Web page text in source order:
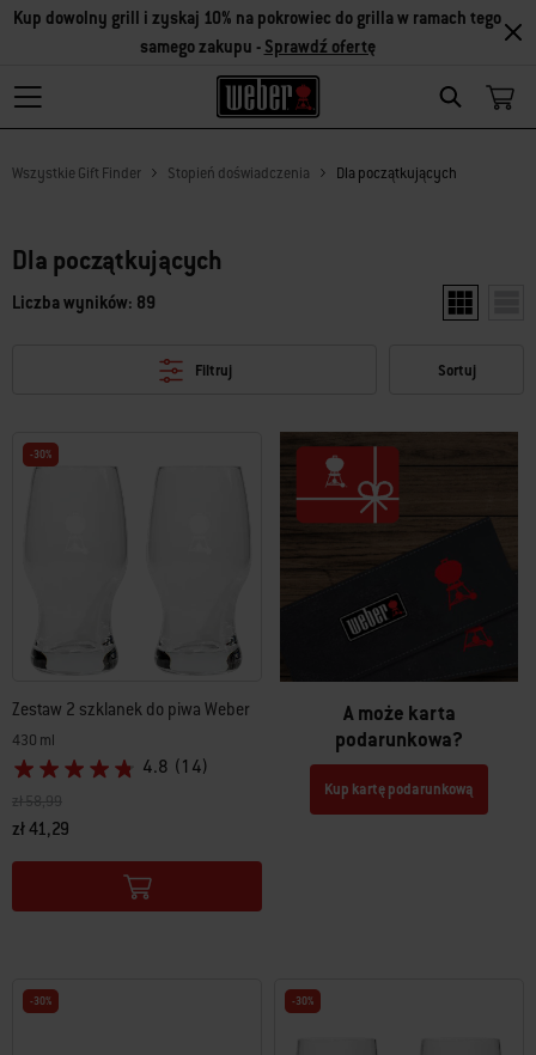
Search
Kup dowolny grill i zyskaj 10% na pokrowiec do grilla w ramach tego
samego zakupu - Sprawdź ofertę
Wszystkie Gift Finder Stopień doświadczenia Dla początkujących
Dla początkujących
Liczba wyników: 89 Pokaż dwa
Filtruj Sortuj
-30%
Zestaw 2 szklanek do piwa Weber
430 ml
4.8 (14)
Cena obniżona z
zł 58,99na
zł 41,29
Color Options
A może karta
podarunkowa?
Kup kartę podarunkową
-30% -30%